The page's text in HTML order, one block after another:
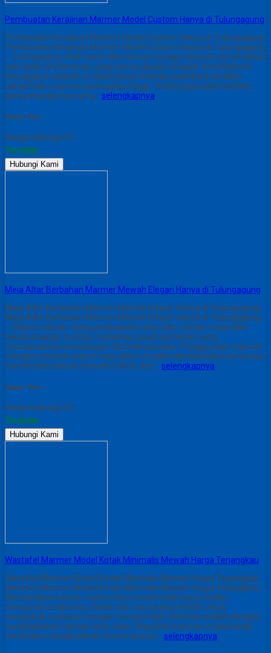
Pembuatan Kerajinan Marmer Model Custom Hanya di Tulungagung
Pembuatan Kerajinan Marmer Model Custom Hanya di Tulungagung
Pembuatan Kerajinan Marmer Model Custom Hanya di Tulungagung
– Tulungagung telah lama dikenal luas sebagai episentrum kerajinan
batu alam di Indonesia, yang sering dijuluki sebagai Kota Marmer.
Keunggulan wilayah ini tidak hanya terletak pada ketersediaan
bahan baku marmer berkualitas tinggi. Tetapi juga pada keahlian
para pengrajinnya yang… selengkapnya
Share This :
Harga Hubungi CS
Tersedia
Hubungi Kami
Meja Altar Berbahan Marmer Mewah Elegan Hanya di Tulungagung
Meja Altar Berbahan Marmer Mewah Elegan Hanya di Tulungagung
Meja Altar Berbahan Marmer Mewah Elegan Hanya di Tulungagung
– Dalam sebuah ruang peribadatan atau altar rumah, meja altar
bukan sekadar furnitur, melainkan pusat perhatian yang
memancarkan ketenangan dan kekhusyukan. Penggunaan marmer
sebagai material utama meja altar semakin diminati karena mampu
memberikan kesan mewah, kokoh, dan… selengkapnya
Share This :
Harga Hubungi CS
Tersedia
Hubungi Kami
Wastafel Marmer Model Kotak Minimalis Mewah Harga Terjangkau
Wastafel Marmer Model Kotak Minimalis Mewah Harga Terjangkau
Wastafel Marmer Model Kotak Minimalis Mewah Harga Terjangkau –
Menciptakan kamar mandi yang mewah tidak harus selalu
menguras isi kantong. Salah satu cara paling efektif untuk
mengubah suasana ruangan menjadi lebih berkelas adalah dengan
menghadirkan elemen batu alam. Wastafel marmer model kotak
minimalis menjadi pilihan favorit karena… selengkapnya